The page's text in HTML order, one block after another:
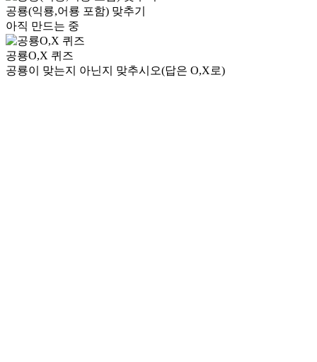
공룡(익룡,어룡 포함) 맞추기
아직 만드는 중
공룡O,X 퀴즈
공룡이 맞는지 아닌지 맞추시오(답은 O,X로)